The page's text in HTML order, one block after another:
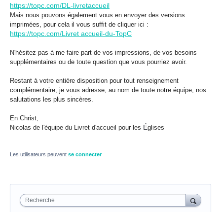
https://topc.com/DL-livretaccueil
Mais nous pouvons également vous en envoyer des versions
imprimées, pour cela il vous suffit de cliquer ici :
https://topc.com/Livret accueil-du-TopC
N'hésitez pas à me faire part de vos impressions, de vos besoins
supplémentaires ou de toute question que vous pourriez avoir.
Restant à votre entière disposition pour tout renseignement
complémentaire, je vous adresse, au nom de toute notre équipe, nos
salutations les plus sincères.
En Christ,
Nicolas de l'équipe du Livret d'accueil pour les Églises
Les utilisateurs peuvent se connecter
Recherche